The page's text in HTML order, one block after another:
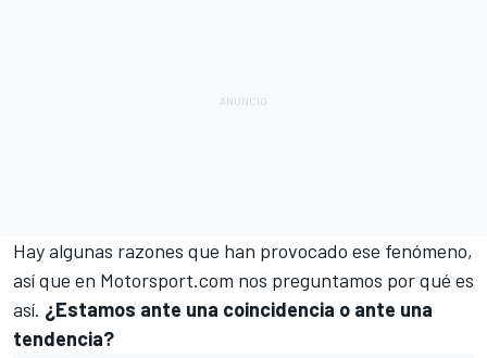
Hay algunas razones que han provocado ese fenómeno,
así que en Motorsport.com nos preguntamos por qué es
así. ¿Estamos ante una coincidencia o ante una
tendencia?